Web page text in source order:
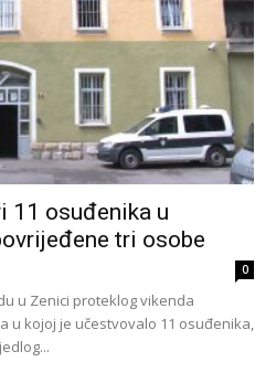
11 osuđenika u
tri osobe
0
u Zenici proteklog vikenda
u kojoj je učestvovalo 11 osuđenika,